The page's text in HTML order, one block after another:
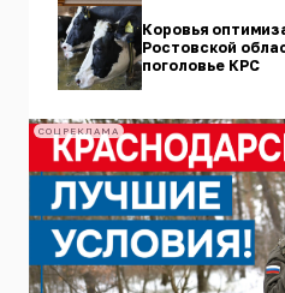
Коровья
Ростовской
поголовье КРС
СОЦРЕКЛАМА